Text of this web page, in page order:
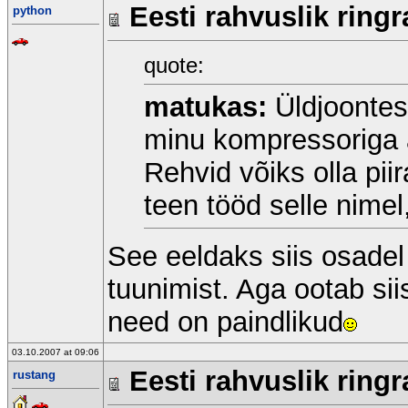
python Eesti rahvuslik
quote:
matukas:
minu
Rehvid võiks olla
teen tööd selle
See eeldaks siis
tuunimist. Aga ootab
need on paindlikud
03.10.2007 at 09:06
rustang
Eesti rahvuslik